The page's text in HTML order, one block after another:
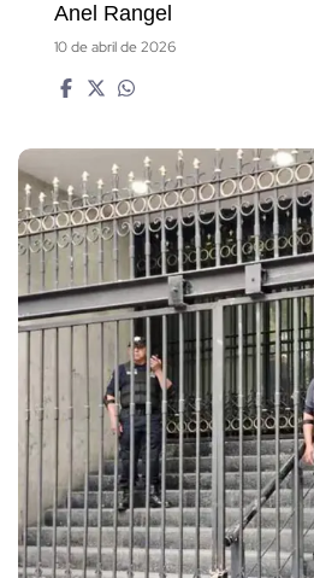
Anel Rangel
10 de abril de 2026